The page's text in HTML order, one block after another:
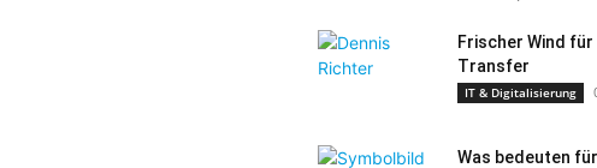
Frischer Wind für
Transfer
IT & Digitalisierung
Was bedeuten